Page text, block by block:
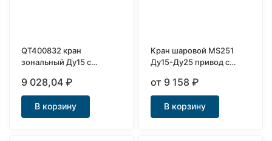
QT400832 кран
зональный Ду15 с
трехходовой
9 028,04₽
В корзину
Кран шаровой MS251
Ду15-Ду25 привод с
от 9 158₽
В корзину